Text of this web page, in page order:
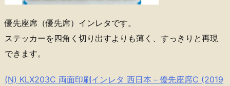
優先座席（優先席）インレタです。
ステッカーを四角く切り出すよりも薄く、すっきりと再現
できます。
(N) KLX203C 両面印刷インレタ 西日本－優先座席C (2019